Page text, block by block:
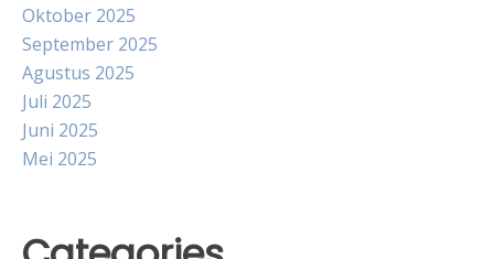
Oktober 2025
September 2025
Agustus 2025
Juli 2025
Juni 2025
Mei 2025